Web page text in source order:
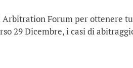
Arbitration Forum per ottenere
29 Dicembre, i casi di